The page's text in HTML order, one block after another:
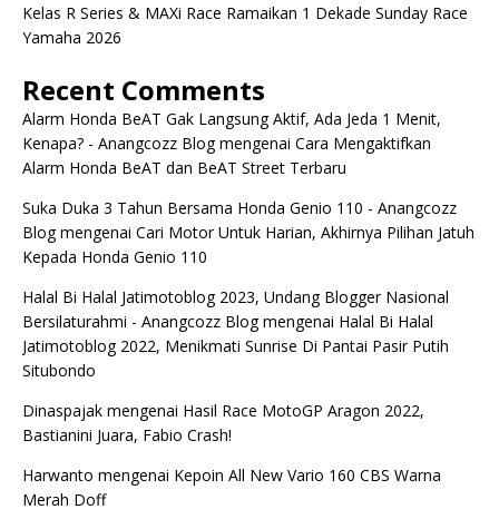
Kelas R Series & MAXi Race Ramaikan 1 Dekade Sunday Race
Yamaha 2026
Recent Comments
Alarm Honda BeAT Gak Langsung Aktif, Ada Jeda 1 Menit,
Kenapa? - Anangcozz Blogmengenai Cara Mengaktifkan
Alarm Honda BeAT dan BeAT Street Terbaru
Suka Duka 3 Tahun Bersama Honda Genio 110 - Anangcozz
Blogmengenai Cari Motor Untuk Harian, Akhirnya Pilihan Jatuh
Kepada Honda Genio 110
Halal Bi Halal Jatimotoblog 2023, Undang Blogger Nasional
Bersilaturahmi - Anangcozz Blogmengenai Halal Bi Halal
Jatimotoblog 2022, Menikmati Sunrise Di Pantai Pasir Putih
Situbondo
Dinaspajak mengenai Hasil Race MotoGP Aragon 2022,
Bastianini Juara, Fabio Crash!
Harwanto mengenai Kepoin All New Vario 160 CBS Warna
Merah Doff